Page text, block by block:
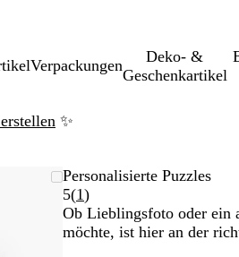
Verpackungen
Deko- &
Geschenkartikel
✨
Personalisierte Puzzles
5(1Bewertungen
1
lesen
)
Ob Lieblingsfoto oder ein
möchte, ist hier an der